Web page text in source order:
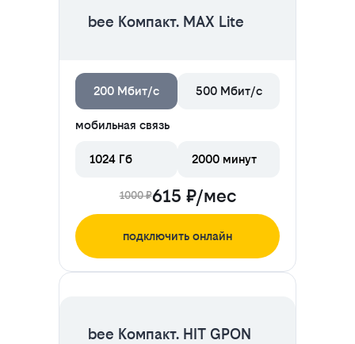
bee Компакт. MAX Lite
200 Мбит/с 500 Мбит/с
мобильная связь
1024 Гб 2000 минут
1000 ₽615 ₽/мес
подключить онлайн
bee Компакт. HIT GPON